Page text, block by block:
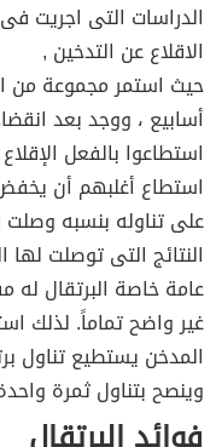
الدراسات التى اجريت
الاقلاع عن التدخين ,
استطاعوا بالفعل
استطاع أغلبهم أن
النتائج التى توصلت
عامة خاصة البرتقال
غير واضح تماماً. لذلك
المدخن يستطيع تناول
وينصح بتناول ثمرة